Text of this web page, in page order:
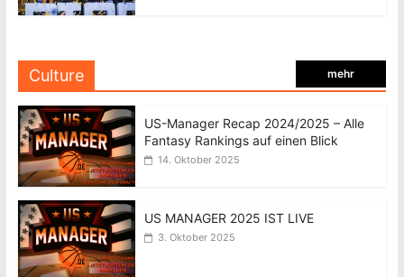
Culture mehr
US-Manager Recap 2024/2025 – Alle
Fantasy Rankings auf einen Blick
14. Oktober 2025
US MANAGER 2025 IST LIVE
3. Oktober 2025